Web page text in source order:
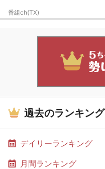
番組ch(TX)
過去のランキング
デイリーランキング
月間ランキング